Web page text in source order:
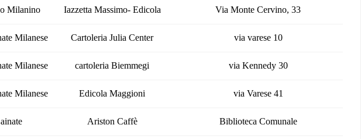
Milanino Iazzetta Massimo- Edicola Via Monte Cervino, 33
Milanese Cartoleria Julia Center via varese 10
Milanese cartoleria Biemmegi via Kennedy 30
Milanese Edicola Maggioni via Varese 41
Ariston Caffè Biblioteca Comunale